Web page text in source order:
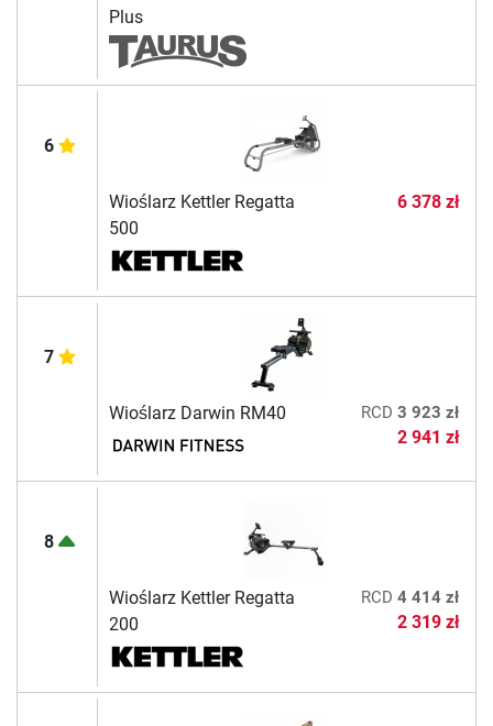
Plus
6
Wioślarz Kettler Regatta
500
6 378 zł
7
Wioślarz Darwin RM40 RCD 3 923 zł
2 941 zł
8
Wioślarz Kettler Regatta
200
RCD 4 414 zł
2 319 zł